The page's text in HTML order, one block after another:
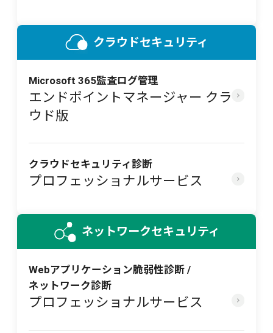
クラウドセキュリティ
Microsoft 365監査ログ管理
エンドポイントマネージャー クラ
ウド版
クラウドセキュリティ診断
プロフェッショナルサービス
ネットワークセキュリティ
Webアプリケーション脆弱性診断 /
ネットワーク診断
プロフェッショナルサービス